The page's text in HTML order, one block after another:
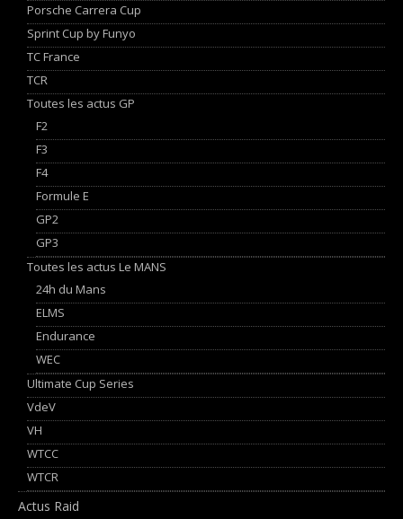
Porsche Carrera Cup
Sprint Cup by Funyo
TC France
TCR
Toutes les actus GP
F2
F3
F4
Formule E
GP2
GP3
Toutes les actus Le MANS
24h du Mans
ELMS
Endurance
WEC
Ultimate Cup Series
VdeV
VH
WTCC
WTCR
Actus Raid